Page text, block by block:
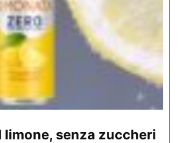
limone, senza zuccheri